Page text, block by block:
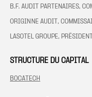
B.F. AUDIT PARTENAIRES,
ORIGINNE AUDIT,
LASOTEL GROUPE, PRÉSIDENT
STRUCTURE DU CAPITAL
BOCATECH